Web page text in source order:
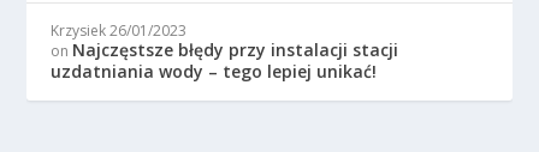
Krzysiek 26/01/2023
on Najczęstsze błędy przy instalacji stacji
uzdatniania wody – tego lepiej unikać!